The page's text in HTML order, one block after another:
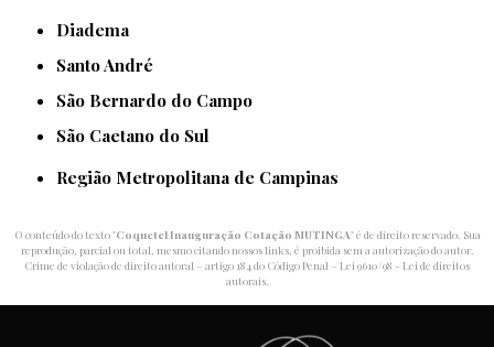
Diadema
Santo André
São Bernardo do Campo
São Caetano do Sul
Região Metropolitana de Campinas
O conteúdo do texto "Coquetel Inauguração Cotação MUTINGA" é de direito reservado. Sua
reprodução, parcial ou total, mesmo citando nossos links, é proibida sem a autorização do autor.
Crime de violação de direito autoral – artigo 184 do Código Penal – Lei 9610/98 - Lei de direitos
autorais.